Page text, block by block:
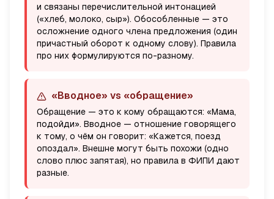
и связаны перечислительной интонацией
(«хлеб, молоко, сыр»). Обособленные — это
осложнение одного члена предложения (один
причастный оборот к одному слову). Правила
про них формулируются по-разному.
«Вводное» vs «обращение»
Обращение — это к кому обращаются: «Мама,
подойди». Вводное — отношение говорящего
к тому, о чём он говорит: «Кажется, поезд
опоздал». Внешне могут быть похожи (одно
слово плюс запятая), но правила в ФИПИ дают
разные.